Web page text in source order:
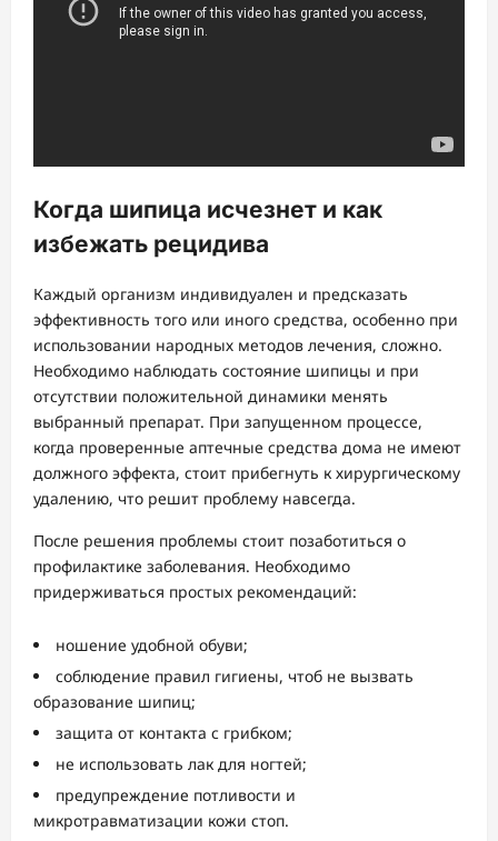
Когда шипица исчезнет и как
избежать рецидива
Каждый организм индивидуален и предсказать
эффективность того или иного средства, особенно при
использовании народных методов лечения, сложно.
Необходимо наблюдать состояние шипицы и при
отсутствии положительной динамики менять
выбранный препарат. При запущенном процессе,
когда проверенные аптечные средства дома не имеют
должного эффекта, стоит прибегнуть к хирургическому
удалению, что решит проблему навсегда.
После решения проблемы стоит позаботиться о
профилактике заболевания. Необходимо
придерживаться простых рекомендаций:
ношение удобной обуви;
соблюдение правил гигиены, чтоб не вызвать
образование шипиц;
защита от контакта с грибком;
не использовать лак для ногтей;
предупреждение потливости и
микротравматизации кожи стоп.